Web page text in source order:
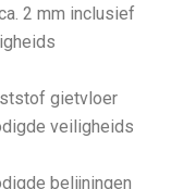
2 mm inclusief
gietvloer
veiligheids
belijningen